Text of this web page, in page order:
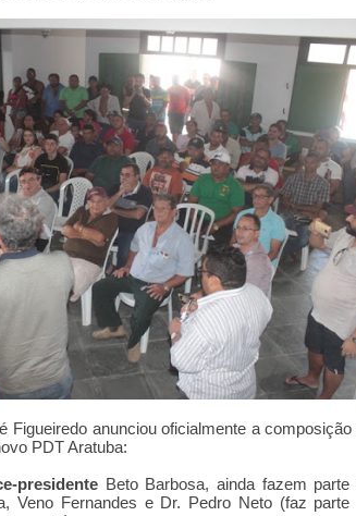
Figueiredo anunciou oficialmente a composição
PDT Aratuba:
presidente Beto Barbosa, ainda fazem parte
Veno Fernandes e Dr. Pedro Neto (faz parte